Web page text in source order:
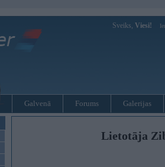
Sveiks, Viesi!
Galvenā Forums Galerijas
Lietotāja